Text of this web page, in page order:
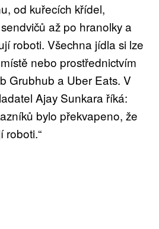
od kuřecích křídel,
až po hranolky a
roboti. Všechna jídla si lze
nebo prostřednictvím
Grubhub a Uber Eats. V
Ajay Sunkara říká:
bylo překvapeno, že
roboti.“